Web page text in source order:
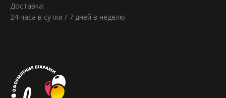
Доставка:
24 часа в сутки / 7 дней в неделю